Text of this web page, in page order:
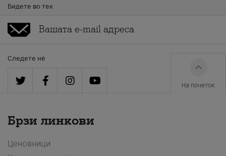
Бидете во тек
Следете нè
На почеток
Брзи линкови
Ценовници